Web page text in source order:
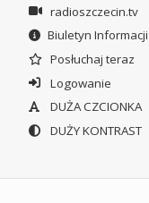
radioszczecin.tv
Biuletyn
Posłuchaj teraz
Logowanie
DUŻA CZCIONKA
DUŻY KONTRAST